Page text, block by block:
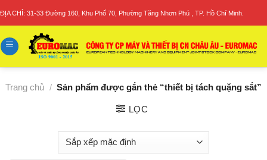
ĐỊA CHỈ: 31-33 Đường 160, Khu Phố 70, Phường Tăng Nhơn Phú , TP. Hồ Chí Minh.
Trang chủ / Sản phẩm được gắn thẻ “thiết bị tách quặng sắt”
LỌC